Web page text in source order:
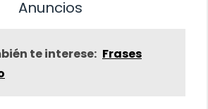
Anuncios
te interese: Frases